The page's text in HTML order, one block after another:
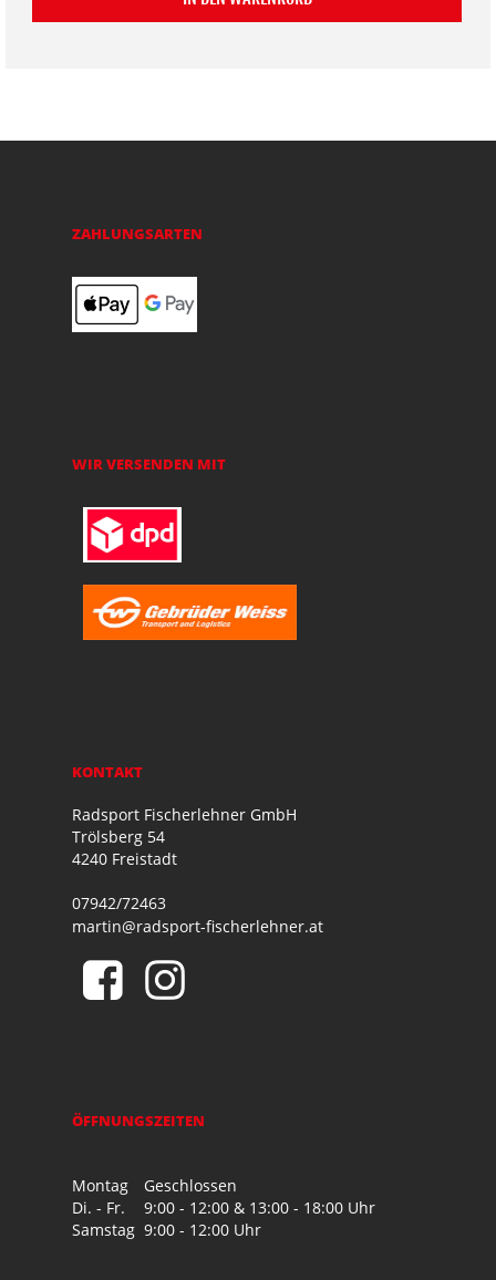
ZAHLUNGSARTEN
WIR VERSENDEN MIT
KONTAKT
Radsport Fischerlehner GmbH
Trölsberg 54
4240 Freistadt
07942/72463
martin@radsport-fischerlehner.at
ÖFFNUNGSZEITEN
Montag
Geschlossen
Di. - Fr.
9:00 - 12:00 & 13:00 - 18:00 Uhr
Samstag 9:00 - 12:00 Uhr